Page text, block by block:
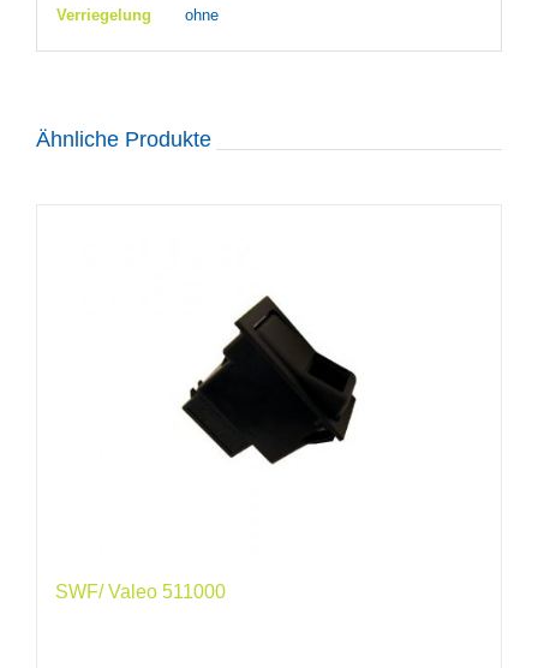
Verriegelung
ohne
Ähnliche Produkte
SWF/ Valeo 511000